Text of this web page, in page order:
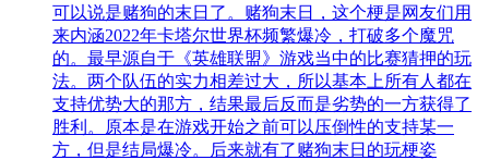
可以说是赌狗的末日了。赌狗末日，这个梗是网友们用
来内涵2022年卡塔尔世界杯频繁爆冷，打破多个魔咒
的。最早源自于《英雄联盟》游戏当中的比赛猜押的玩
法。两个队伍的实力相差过大，所以基本上所有人都在
支持优势大的那方，结果最后反而是劣势的一方获得了
胜利。原本是在游戏开始之前可以压倒性的支持某一
方，但是结局爆冷。后来就有了赌狗末日的玩梗姿